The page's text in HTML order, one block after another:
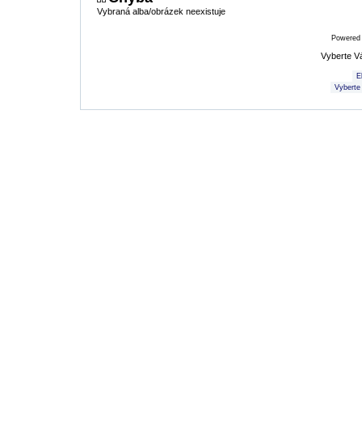
Vybraná alba/obrázek neexistuje
Vyberte